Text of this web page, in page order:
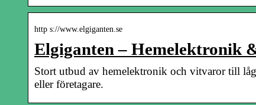
http s://www.elgiganten.se
Elgiganten – Hemelektronik
Stort utbud av hemelektronik och vitvaror till
eller företagare.